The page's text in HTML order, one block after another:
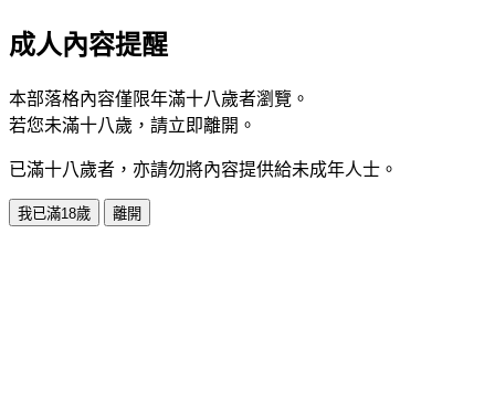
成人內容提醒
本部落格內容僅限年滿十八歲者瀏覽。
若您未滿十八歲，請立即離開。
已滿十八歲者，亦請勿將內容提供給未成年人士。
我已滿18歲 離開